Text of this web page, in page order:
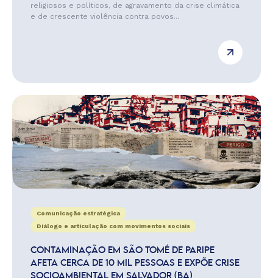
religiosos e políticos, de agravamento da crise climática
e de crescente violência contra povos...
Comunicação estratégica
Diálogo e articulação com movimentos sociais
CONTAMINAÇÃO EM SÃO TOMÉ DE PARIPE
AFETA CERCA DE 10 MIL PESSOAS E EXPÕE CRISE
SOCIOAMBIENTAL EM SALVADOR (BA)